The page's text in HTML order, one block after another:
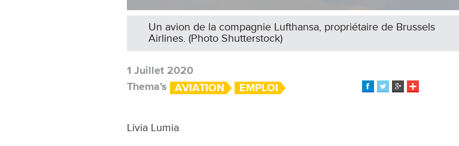
Un avion de la compagnie Lufthansa, propriétaire de Brussels
Airlines. (Photo Shutterstock)
1 Juillet 2020
Thema's
AVIATION EMPLOI
Livia Lumia